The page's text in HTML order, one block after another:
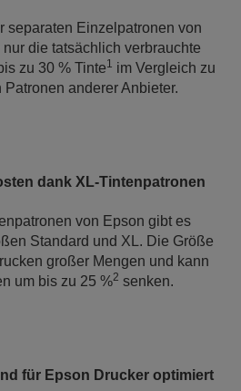
separaten Einzelpatronen von
die tatsächlich verbrauchte
zu 30 % Tinte1 im Vergleich zu
anderer Anbieter.
dank XL-Tintenpatronen
von Epson gibt es
Standard und XL. Die Größe
großer Mengen und kann
um bis zu 25 %2 senken.
für Epson Drucker optimiert